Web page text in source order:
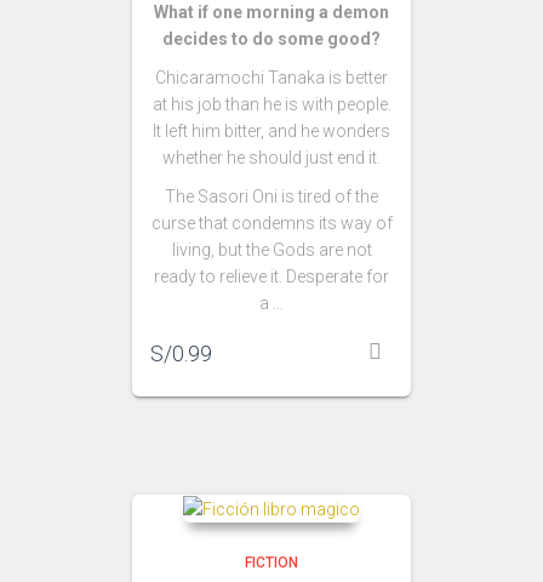
What if one morning a demon
decides to do some good?
Chicaramochi Tanaka is better
at his job than he is with people.
It left him bitter, and he wonders
whether he should just end it.
The Sasori Oni is tired of the
curse that condemns its way of
living, but the Gods are not
ready to relieve it. Desperate for
a …
S/0.99
FICTION